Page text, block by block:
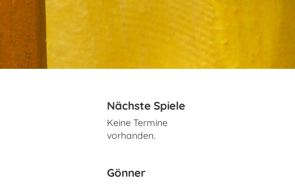
Nächste Spiele
Keine Termine
vorhanden.
Gönner